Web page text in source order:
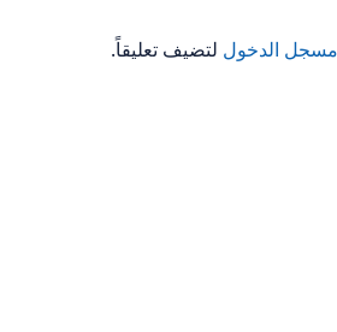
مسجل الدخول لتضيف تعليقاً.